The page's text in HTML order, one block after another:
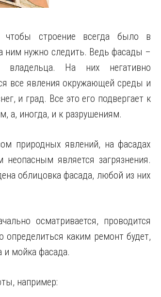
строение всегда было в
ним нужно следить. Ведь фасады –
владельца. На них негативно
все явления окружающей среды и
и град. Все это его подвергает к
а, иногда, и к разрушениям.
природных явлений, на фасадах
является загрязнения.
облицовка фасада, любой из них
осматривается, проводится
определиться каким ремонт будет,
и мойка фасада.
например: